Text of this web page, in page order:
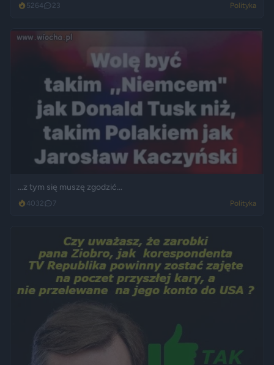
5264 23 Polityka
...z tym się muszę zgodzić...
4032 7 Polityka